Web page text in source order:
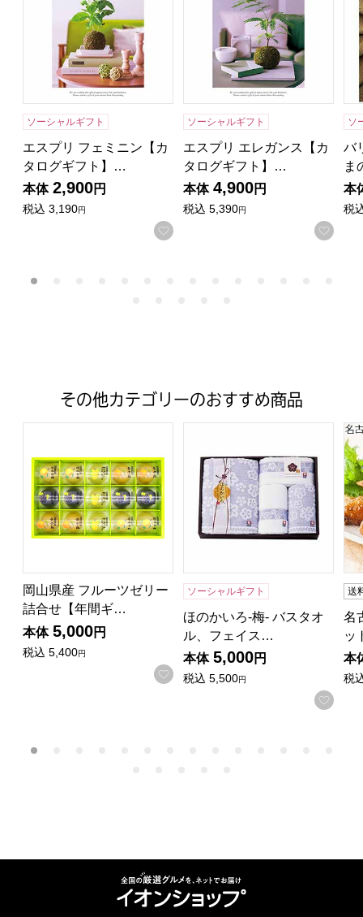
ソーシャルギフト
エスプリ フェミニン【カ
タログギフト】…
本体 2,900円
税込 3,190円
お気に入りに登録する
ソーシャルギフト
エスプリ エレガンス【カ
タログギフト】…
本体 4,900円
税込 5,390円
お気
ソ
バ
ま
本
税
その他カテゴリーのおすすめ商品
岡山県産 フルーツゼリー
詰合せ【年間ギ…
本体 5,000円
税込 5,400円
お気に入りに登録する
ほのかいろ-梅- バスタオル、
ソーシャルギフト
ほのかいろ-梅- バスタオ
ル、フェイス…
本体 5,000円
税込 5,500円
お気
名
送
名
ッ
本
税